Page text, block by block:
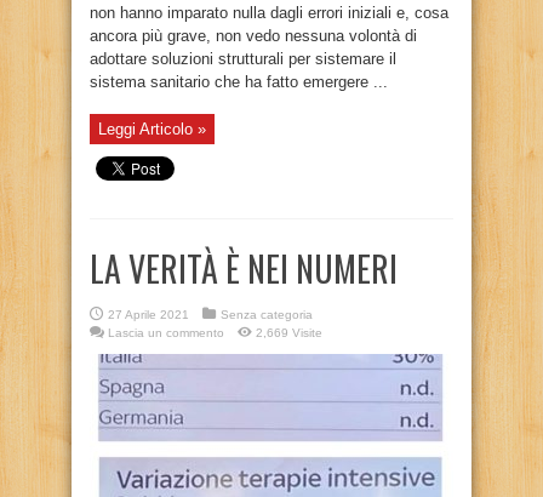
non hanno imparato nulla dagli errori iniziali e, cosa
ancora più grave, non vedo nessuna volontà di
adottare soluzioni strutturali per sistemare il
sistema sanitario che ha fatto emergere ...
Leggi Articolo »
LA VERITÀ È NEI NUMERI
27 Aprile 2021
Senza categoria
Lascia un commento
2,669 Visite